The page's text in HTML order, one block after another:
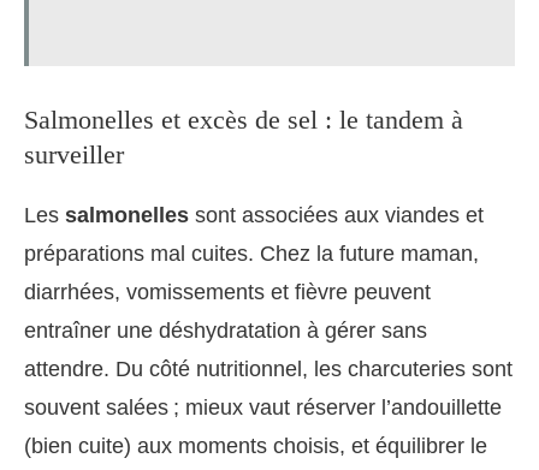
Salmonelles et excès de sel : le tandem à
surveiller
Les salmonelles sont associées aux viandes et
préparations mal cuites. Chez la future maman,
diarrhées, vomissements et fièvre peuvent
entraîner une déshydratation à gérer sans
attendre. Du côté nutritionnel, les charcuteries sont
souvent salées ; mieux vaut réserver l’andouillette
(bien cuite) aux moments choisis, et équilibrer le